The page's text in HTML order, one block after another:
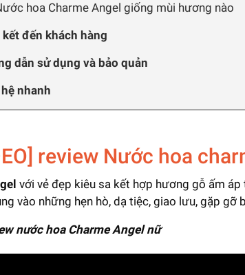
hoa Charme Angel giống mùi hương nào
kết đến khách hàng
dẫn sử dụng và bảo quản
nhanh
review Nước hoa
với vẻ đẹp kiêu sa kết hợp hương gỗ ấm
vào những hẹn hò, dạ tiệc, giao lưu, gặp gỡ
nước hoa Charme Angel nữ